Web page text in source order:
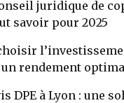
juridique de
savoir pour 2025
rendement
DPE à Lyon : une